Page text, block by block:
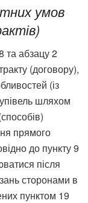
умов
та абзацу 2
(договору),
(із
шляхом
прямого
до пункту 9
після
сторонами в
пунктом 19